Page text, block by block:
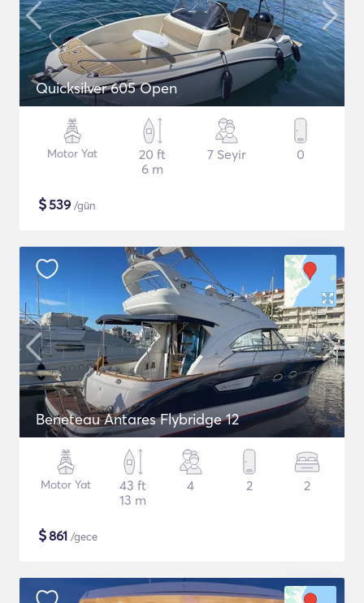
Quicksilver 605 Open
Motor Yat
20 ft
6 m
7 Seyir 0
$539 /gün
Beneteau Antares Flybridge 12
Motor Yat
43 ft
13 m
4 2 2
$861 /gece